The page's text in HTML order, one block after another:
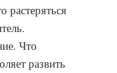
растеряться
Что
развить